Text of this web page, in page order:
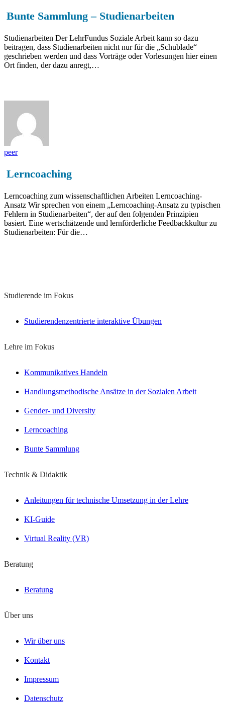
Bunte Sammlung – Studienarbeiten
Studienarbeiten Der LehrFundus Soziale Arbeit kann so dazu
beitragen, dass Studienarbeiten nicht nur für die „Schublade“
geschrieben werden und dass Vorträge oder Vorlesungen hier einen
Ort finden, der dazu anregt,…
peer
Lerncoaching
Lerncoaching zum wissenschaftlichen Arbeiten Lerncoaching-
Ansatz Wir sprechen von einem „Lerncoaching-Ansatz zu typischen
Fehlern in Studienarbeiten“, der auf den folgenden Prinzipien
basiert. Eine wertschätzende und lernförderliche Feedbackkultur zu
Studienarbeiten: Für die…
Studierende im Fokus
Studierendenzentrierte interaktive Übungen
Lehre im Fokus
Kommunikatives Handeln
Handlungsmethodische Ansätze in der Sozialen Arbeit
Gender- und Diversity
Lerncoaching
Bunte Sammlung
Technik & Didaktik
Anleitungen für technische Umsetzung in der Lehre
KI-Guide
Virtual Reality (VR)
Beratung
Beratung
Über uns
Wir über uns
Kontakt
Impressum
Datenschutz